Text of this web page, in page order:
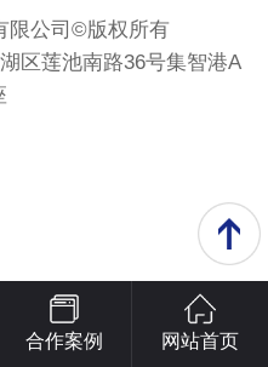
限公司©版权所有
区莲池南路36号集智港A
合作案例 网站首页